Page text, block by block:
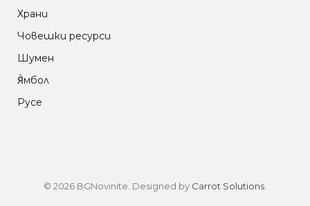
Храни
Човешки ресурси
Шумен
Я̀мбол
Русе
© 2026 BGNovinite. Designed by Carrot Solutions.